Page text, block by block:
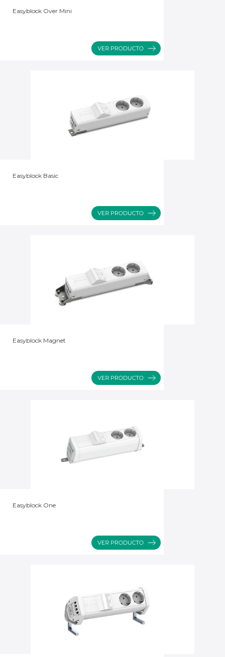
Easyblock Over Mini
Easyblock Basic
Easyblock Magnet
Easyblock One